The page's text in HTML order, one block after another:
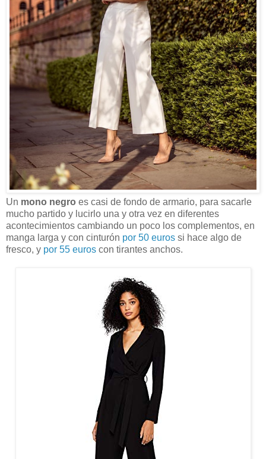
Un mono negro es casi de fondo de armario, para sacarle
mucho partido y lucirlo una y otra vez en diferentes
acontecimientos cambiando un poco los complementos, en
manga larga y con cinturón por 50 euros si hace algo de
fresco, y por 55 euros con tirantes anchos.